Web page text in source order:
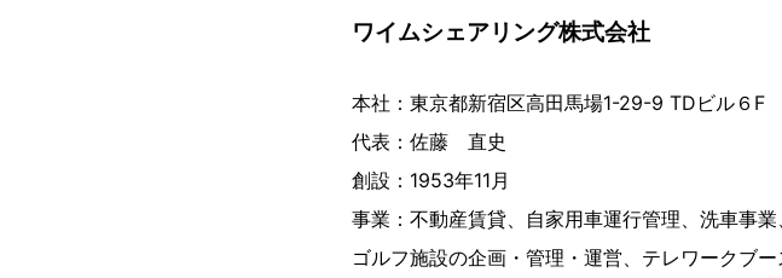
ワイムシェアリング株式会社
本社：東京都新宿区高田馬場1-29-9 TDビル６F
代表：佐藤 直史
創設：1953年11月
事業：不動産賃貸、自家用車運行管理、洗車事
ゴルフ施設の企画・管理・運営、テレワークブ